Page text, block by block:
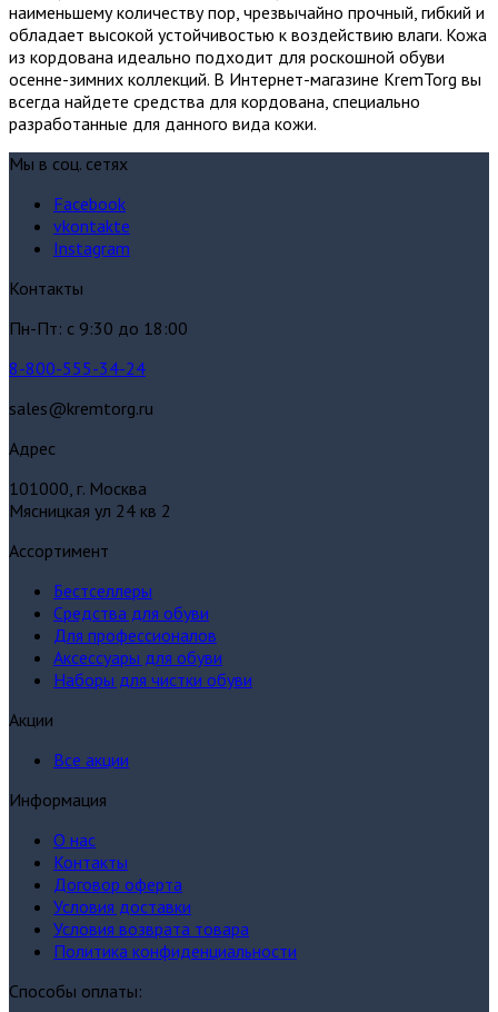
наименьшему количеству пор, чрезвычайно прочный, гибкий и
обладает высокой устойчивостью к воздействию влаги. Кожа
из кордована идеально подходит для роскошной обуви
осенне-зимних коллекций. В Интернет-магазине KremTorg вы
всегда найдете средства для кордована, специально
разработанные для данного вида кожи.
Мы в соц. сетях
Facebook
vkontakte
Instagram
Контакты
Пн-Пт: с 9:30 до 18:00
8-800-555-34-24
sales@kremtorg.ru
Адрес
101000, г. Москва
Мясницкая ул 24 кв 2
Ассортимент
Бестселлеры
Средства для обуви
Для профессионалов
Аксессуары для обуви
Наборы для чистки обуви
Акции
Все акции
Информация
О нас
Контакты
Договор оферта
Условия доставки
Условия возврата товара
Политика конфиденциальности
Способы оплаты: